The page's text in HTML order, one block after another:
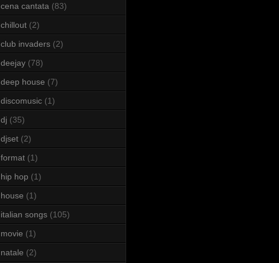
cena cantata (83)
chillout (2)
club invaders (2)
deejay (78)
deep house (7)
discomusic (1)
dj (35)
djset (2)
format (1)
hip hop (1)
house (1)
italian songs (105)
movie (1)
natale (2)